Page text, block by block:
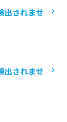
出されませ
出されませ